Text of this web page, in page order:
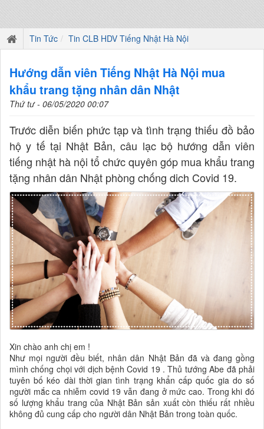
Tin Tức Tin CLB HDV Tiếng Nhật Hà Nội
Hướng dẫn viên Tiếng Nhật Hà Nội mua
khẩu trang tặng nhân dân Nhật
Thứ tư - 06/05/2020 00:07
Trước diễn biến phức tạp và tình trạng thiếu đồ bảo
hộ y tế tại Nhật Bản, câu lạc bộ hướng dẫn viên
tiếng nhật hà nội tổ chức quyên góp mua khẩu trang
tặng nhân dân Nhật phòng chống dich Covid 19.
Xin chào anh chị em !
Như mọi người đều biết, nhân dân Nhật Bản đã và đang gồng
mình chống chọi với dịch bệnh Covid 19 . Thủ tướng Abe đã phải
tuyên bố kéo dài thời gian tình trạng khẩn cấp quốc gia do số
người mắc ca nhiễm covid 19 vẫn đang ở mức cao. Trong khi đó
số lượng khẩu trang của Nhật Bản sản xuất còn thiếu rất nhiều
không đủ cung cấp cho người dân Nhật Bản trong toàn quốc.